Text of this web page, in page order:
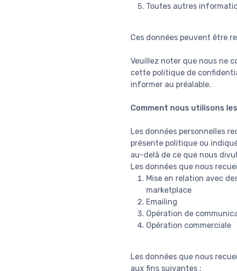
Toutes autres
Ces données peuvent être
Veuillez noter que nous ne
cette politique de
informer au préalable.
Comment nous utilisons
Les données personnelles
présente politique ou
au-delà de ce que nous
Les données que nous
Mise en relation avec
marketplace
Emailing
Opération de
Opération commerciale
Les données que nous
aux fins suivantes :